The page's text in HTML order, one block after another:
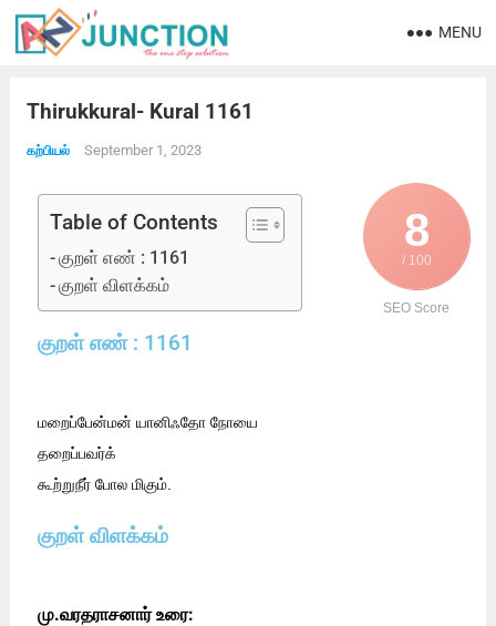
MENU
Thirukkural- Kural 1161
கற்பியல் September 1, 2023
8
/ 100
SEO Score
Table of Contents
குறள் எண் : 1161
குறள் விளக்கம்
குறள் எண் : 1161
மறைப்பேன்மன் யானிஃதோ நோயை
தறைப்பவர்க்
கூற்றுநீர் போல மிகும்.
குறள் விளக்கம்
மு.வரதராசனார் உரை: